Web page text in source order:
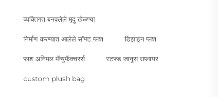
व्यक्तिगत बनवलेले मृदु खेळण्या
निर्माण करण्यात आलेले सॉफ्ट प्लश डिझाइन प्लश
प्लश अनिमल मॅन्युफॅक्चरर्स स्टफ्ड जानूस सप्लायर
custom plush bag